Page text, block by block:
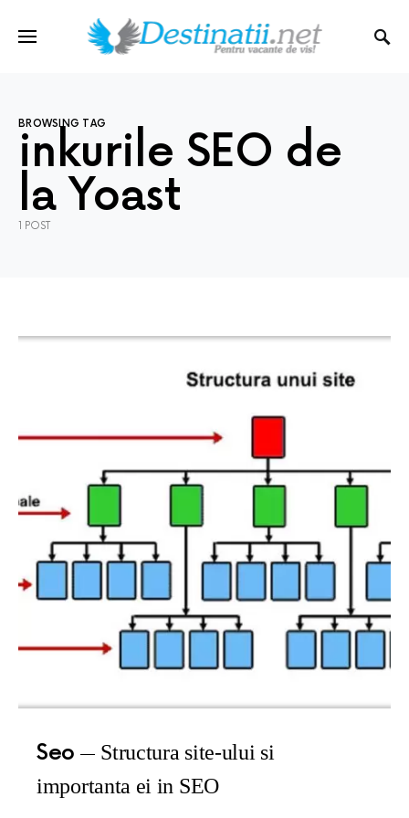
BROWSING TAG
inkurile SEO de
la Yoast
1 POST
Seo
Structura site-ului si
importanta ei in SEO